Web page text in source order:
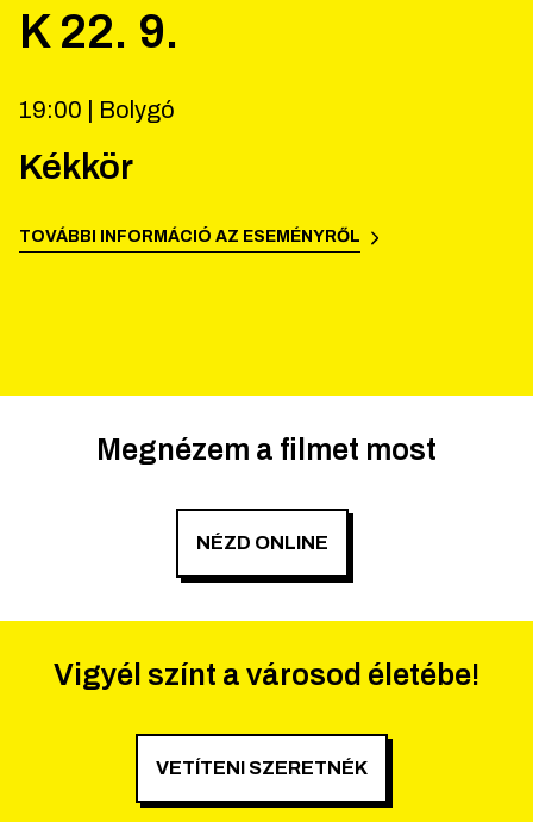
K 22. 9.
19:00 | Bolygó
Kékkör
TOVÁBBI INFORMÁCIÓ AZ ESEMÉNYRŐL
Megnézem a filmet most
NÉZD ONLINE
Vigyél színt a városod életébe!
VETÍTENI SZERETNÉK